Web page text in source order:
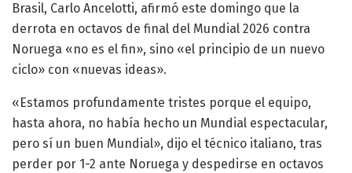
Brasil, Carlo Ancelotti, afirmó este domingo que la
derrota en octavos de final del Mundial 2026 contra
Noruega «no es el fin», sino «el principio de un nuevo
ciclo» con «nuevas ideas».
«Estamos profundamente tristes porque el equipo,
hasta ahora, no había hecho un Mundial espectacular,
pero sí un buen Mundial», dijo el técnico italiano, tras
perder por 1-2 ante Noruega y despedirse en octavos